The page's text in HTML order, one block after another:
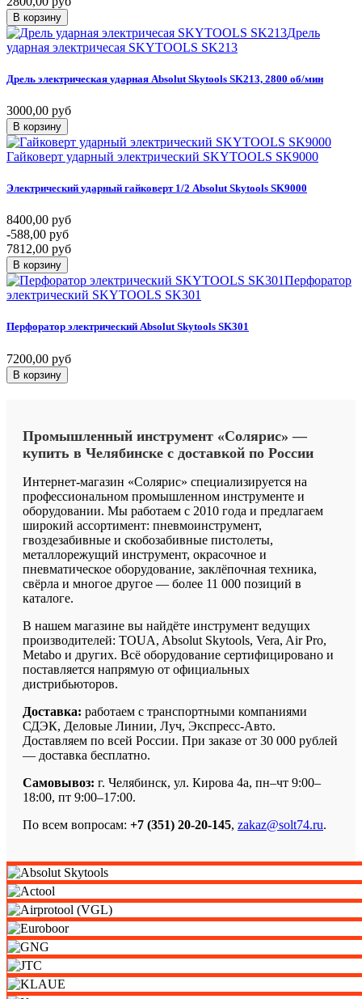
В корзину
Дрель
ударная электричесая SKYTOOLS SK213
Дрель электрическая ударная Absolut Skytools SK213, 2800 об/мин
3000,00 руб
В корзину
Гайковерт ударный электрический SKYTOOLS SK9000
Электрический ударный гайковерт 1/2 Absolut Skytools SK9000
8400,00 руб
-588,00 руб
7812,00 руб
В корзину
Перфоратор
электрический SKYTOOLS SK301
Перфоратор электрический Absolut Skytools SK301
7200,00 руб
В корзину
Промышленный инструмент «Солярис» —
купить в Челябинске с доставкой по России
Интернет-магазин «Солярис» специализируется на
профессиональном промышленном инструменте и
оборудовании. Мы работаем с 2010 года и предлагаем
широкий ассортимент: пневмоинструмент,
гвоздезабивные и скобозабивные пистолеты,
металлорежущий инструмент, окрасочное и
пневматическое оборудование, заклёпочная техника,
свёрла и многое другое — более 11 000 позиций в
каталоге.
В нашем магазине вы найдёте инструмент ведущих
производителей: TOUA, Absolut Skytools, Vera, Air Pro,
Metabo и других. Всё оборудование сертифицировано и
поставляется напрямую от официальных
дистрибьюторов.
Доставка: работаем с транспортными компаниями
СДЭК, Деловые Линии, Луч, Экспресс-Авто.
Доставляем по всей России. При заказе от 30 000 рублей
— доставка бесплатно.
Самовывоз: г. Челябинск, ул. Кирова 4а, пн–чт 9:00–
18:00, пт 9:00–17:00.
По всем вопросам: +7 (351) 20-20-145, zakaz@solt74.ru.